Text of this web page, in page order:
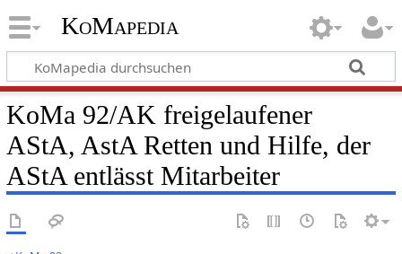
KoMapedia
KoMa 92/AK freigelaufener
AStA, AstA Retten und Hilfe, der
AStA entlässt Mitarbeiter